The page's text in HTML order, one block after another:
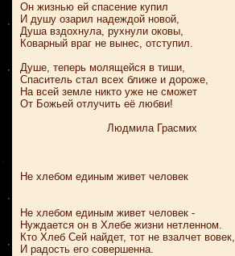
Он жизнью ей спасение купил
И душу озарил надеждой новой,
Душа вздохнула, рухнули оковы,
Коварный враг не вынес, отступил.
Душе, теперь молящейся в тиши,
Спаситель стал всех ближе и дороже,
На всей земле никто уже не сможет
От Божьей отлучить её любви!
Людмила Грасмих
Не хлебом единым живет человек
Не хлебом единым живет человек -
Нуждается он в Хлебе жизни нетленном.
Кто Хлеб Сей найдет, тот не взалчет вовек,
И радость его совершенна.